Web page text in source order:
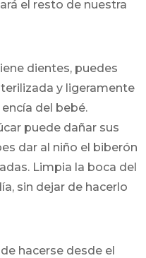
el resto de nuestra
dientes, puedes
y ligeramente
del bebé.
puede dañar sus
dar al niño el biberón
Limpia la boca del
sin dejar de hacerlo
hacerse desde el